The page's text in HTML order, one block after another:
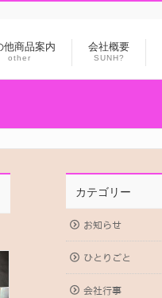
他商品案内
other
会社概要
SUNH?
カテゴリー
お知らせ
ひとりごと
会社行事